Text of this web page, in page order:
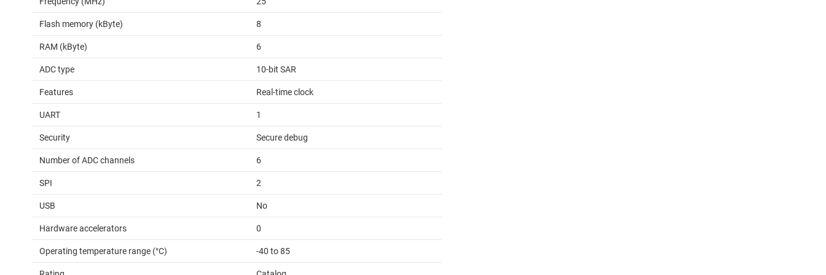
Flash memory (kByte) 8
RAM (kByte) 6
ADC type 10-bit SAR
Features Real-time clock
UART 1
Security Secure debug
Number of ADC channels 6
SPI 2
USB No
Hardware accelerators 0
Operating temperature range (°C) -40 to 85